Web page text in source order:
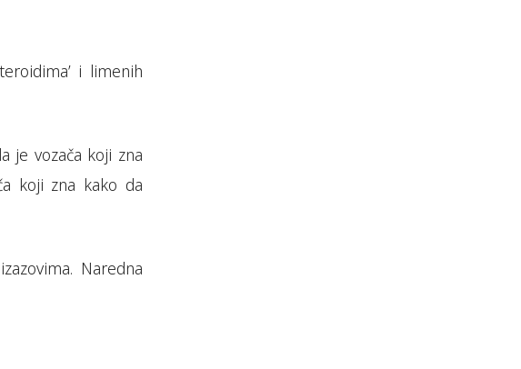
i limenih
je vozača koji zna
koji zna kako da
Naredna